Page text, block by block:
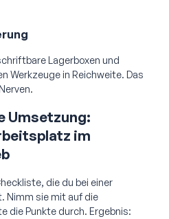
Lagerboxen und
Werkzeuge in Reichweite. Das
Umsetzung:
im
die du bei einer
Nimm sie mit auf die
die Punkte durch. Ergebnis: